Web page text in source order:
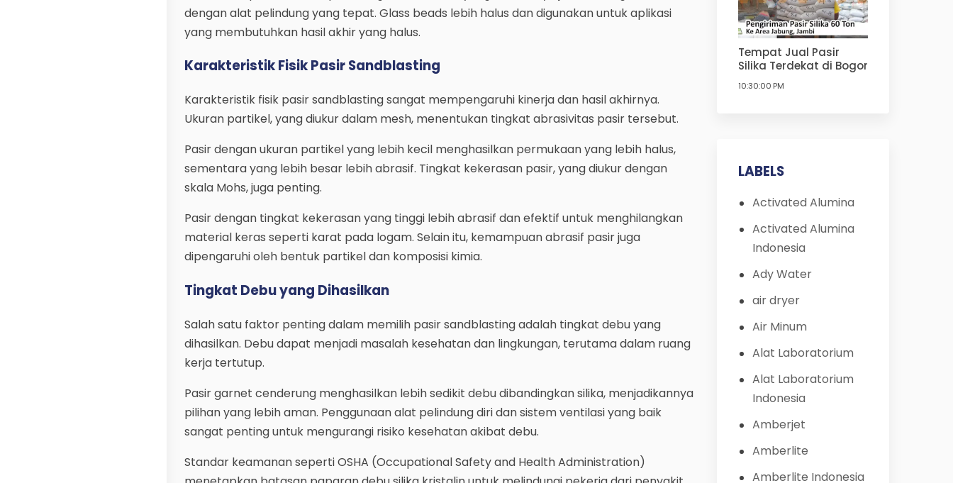
dengan alat pelindung yang tepat. Glass beads lebih halus dan digunakan untuk aplikasi
yang membutuhkan hasil akhir yang halus.
Karakteristik Fisik Pasir Sandblasting
Karakteristik fisik pasir sandblasting sangat mempengaruhi kinerja dan hasil akhirnya.
Ukuran partikel, yang diukur dalam mesh, menentukan tingkat abrasivitas pasir tersebut.
Pasir dengan ukuran partikel yang lebih kecil menghasilkan permukaan yang lebih halus,
sementara yang lebih besar lebih abrasif. Tingkat kekerasan pasir, yang diukur dengan
skala Mohs, juga penting.
Pasir dengan tingkat kekerasan yang tinggi lebih abrasif dan efektif untuk menghilangkan
material keras seperti karat pada logam. Selain itu, kemampuan abrasif pasir juga
dipengaruhi oleh bentuk partikel dan komposisi kimia.
Tingkat Debu yang Dihasilkan
Salah satu faktor penting dalam memilih pasir sandblasting adalah tingkat debu yang
dihasilkan. Debu dapat menjadi masalah kesehatan dan lingkungan, terutama dalam ruang
kerja tertutup.
Pasir garnet cenderung menghasilkan lebih sedikit debu dibandingkan silika, menjadikannya
pilihan yang lebih aman. Penggunaan alat pelindung diri dan sistem ventilasi yang baik
sangat penting untuk mengurangi risiko kesehatan akibat debu.
Standar keamanan seperti OSHA (Occupational Safety and Health Administration)
Tempat Jual Pasir
Silika Terdekat di Bogor
10:30:00 PM
LABELS
Activated Alumina
Activated Alumina
Indonesia
Ady Water
air dryer
Air Minum
Alat Laboratorium
Alat Laboratorium
Indonesia
Amberjet
Amberlite
Amberlite Indonesia